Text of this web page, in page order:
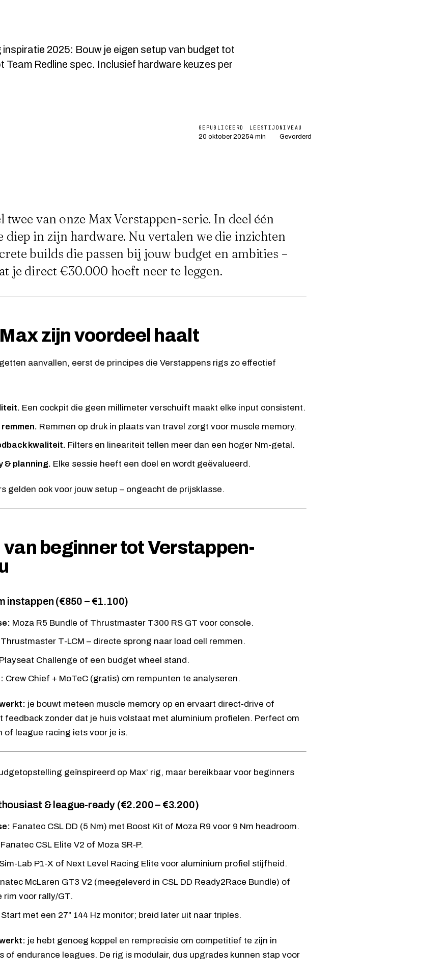
2025: Bouw je eigen setup van budget tot
Team Redline spec. Inclusief hardware keuzes per
GEPUBLICEERD
20 oktober 2025
LEESTIJD
4 min
NIVEAU
Gevorderd
twee van onze Max Verstappen-serie. In deel één
diep in zijn hardware. Nu vertalen we die inzichten
builds die passen bij jouw budget en ambities –
je direct €30.000 hoeft neer te leggen.
zijn voordeel haalt
aanvallen, eerst de principes die Verstappens rigs zo effectief
Een cockpit die geen millimeter verschuift maakt elke input consistent.
Remmen op druk in plaats van travel zorgt voor muscle memory.
kwaliteit. Filters en lineariteit tellen meer dan een hoger Nm-getal.
& planning. Elke sessie heeft een doel en wordt geëvalueerd.
gelden ook voor jouw setup – ongeacht de prijsklasse.
beginner tot Verstappen-
instappen (€850 – €1.100)
Moza R5 Bundle of Thrustmaster T300 RS GT voor console.
Thrustmaster T-LCM – directe sprong naar load cell remmen.
Playseat Challenge of een budget wheel stand.
Crew Chief + MoTeC (gratis) om rempunten te analyseren.
je bouwt meteen muscle memory op en ervaart direct-drive of
feedback zonder dat je huis volstaat met aluminium profielen. Perfect om
of league racing iets voor je is.
& league-ready (€2.200 – €3.200)
Fanatec CSL DD (5 Nm) met Boost Kit of Moza R9 voor 9 Nm headroom.
Fanatec CSL Elite V2 of Moza SR-P.
Sim-Lab P1-X of Next Level Racing Elite voor aluminium profiel stijfheid.
McLaren GT3 V2 (meegeleverd in CSL DD Ready2Race Bundle) of
rim voor rally/GT.
Start met een 27” 144 Hz monitor; breid later uit naar triples.
je hebt genoeg koppel en remprecisie om competitief te zijn in
of endurance leagues. De rig is modulair, dus upgrades kunnen stap voor